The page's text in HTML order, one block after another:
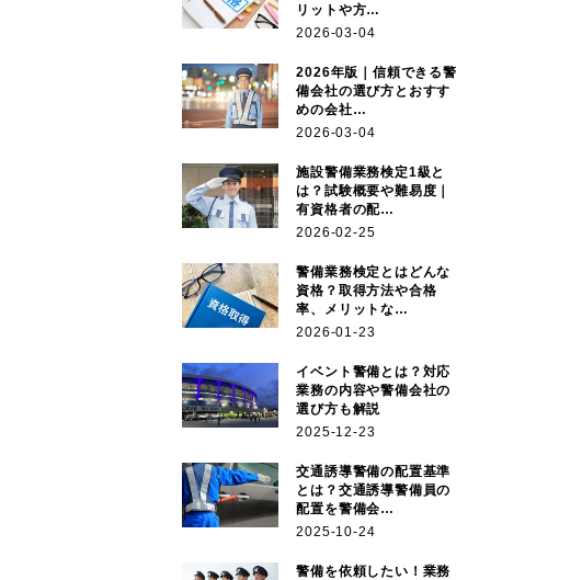
リットや方…
2026-03-04
2026年版｜信頼できる警
備会社の選び方とおすす
めの会社…
2026-03-04
施設警備業務検定1級と
は？試験概要や難易度｜
有資格者の配…
2026-02-25
警備業務検定とはどんな
資格？取得方法や合格
率、メリットな…
2026-01-23
イベント警備とは？対応
業務の内容や警備会社の
選び方も解説
2025-12-23
交通誘導警備の配置基準
とは？交通誘導警備員の
配置を警備会…
2025-10-24
警備を依頼したい！業務